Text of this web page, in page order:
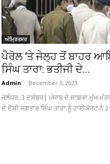
ਅੰਮ੍ਰਿਤਸਰ
ਪੈਰੋਲ ‘ਤੇ ਜੇਲ੍ਹ ਤੋਂ ਬਾਹਰ
ਸਿੰਘ ਤਾਰਾ: ਭਤੀਜੀ ਦੇ...
Admin - December 3, 2023
ਜਲੰਧਰ, 3 ਦਸੰਬਰ| ਪੰਜਾਬ ਦੇ ਸਾਬਕਾ ਮੁੱਖ
ਦੇ ਦੋਸ਼ੀ ਜਗਤਾਰ ਸਿੰਘ ਤਾਰਾ ਨੂੰ ਹਾਈਕੋਰਟ ਨੇ